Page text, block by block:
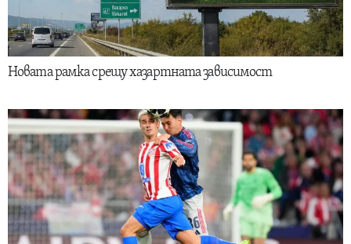
Новата рамка срещу хазартната зависимост